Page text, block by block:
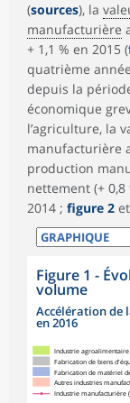
(sources), la
manufacturière
+ 1,1 % en 2015 (
quatrième
depuis la
économique
l’agriculture, la
manufacturière
production
nettement (+ 0,8
2014 ; figure 2 et
Figure 1 -
volume
Accélération de
en 2016
Industrie agroalimentaire
Fabrication de biens
Fabrication de matériel
Autres industries
Industrie manufacturière